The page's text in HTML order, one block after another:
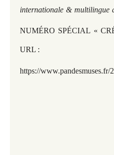
internationale & multilingue
NUMÉRO SPÉCIAL «
URL :
https://